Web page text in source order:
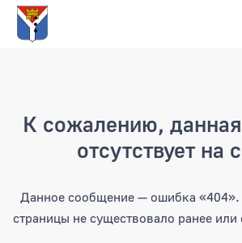
К сожалению,
отсутствует на
Данное сообщение — ошибка
страницы не существовало ранее